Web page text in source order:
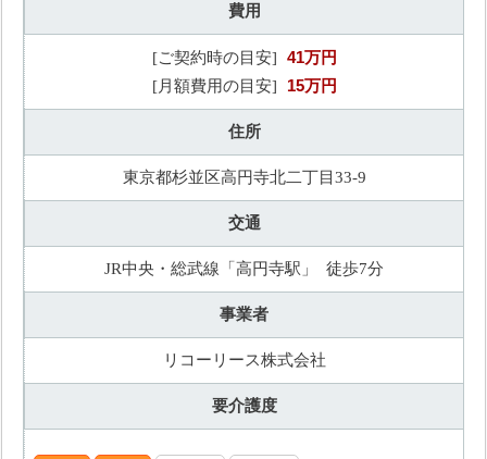
費用
[ご契約時の目安] 41万円
[月額費用の目安] 15万円
住所
東京都杉並区高円寺北二丁目33-9
交通
JR中央・総武線「高円寺駅」 徒歩7分
事業者
リコーリース株式会社
要介護度